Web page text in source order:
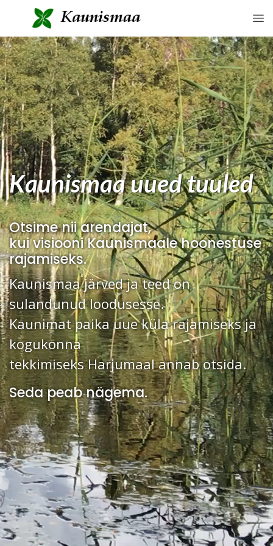
Kaunismaa uued tuuled
Otsime nii arendajat,
kui visiooni Kaunismaale hoonestuse
rajamiseks.
Kaunismaa järved ja teed on
sulandunud loodusesse.
Kaunimat paika uue küla rajamiseks ja
kogukonna
tekkimiseks Harjumaal annab otsida.
Seda peab nägema.